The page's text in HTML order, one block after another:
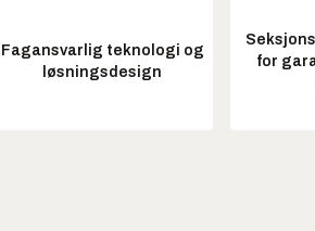
Fagansvarlig teknologi og
løsningsdesign
for